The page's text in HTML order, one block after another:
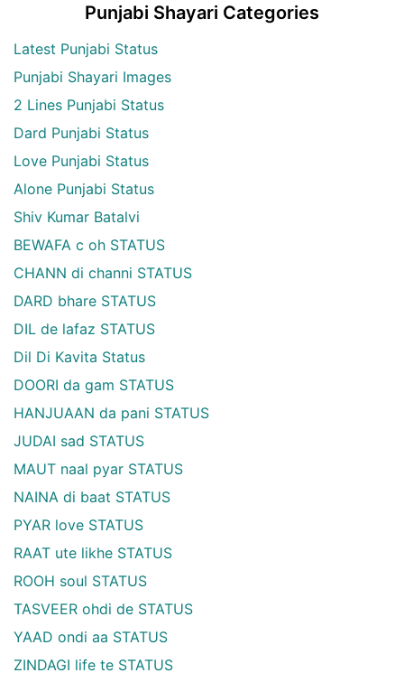
Punjabi Shayari Categories
Latest Punjabi Status
Punjabi Shayari Images
2 Lines Punjabi Status
Dard Punjabi Status
Love Punjabi Status
Alone Punjabi Status
Shiv Kumar Batalvi
BEWAFA c oh STATUS
CHANN di channi STATUS
DARD bhare STATUS
DIL de lafaz STATUS
Dil Di Kavita Status
DOORI da gam STATUS
HANJUAAN da pani STATUS
JUDAI sad STATUS
MAUT naal pyar STATUS
NAINA di baat STATUS
PYAR love STATUS
RAAT ute likhe STATUS
ROOH soul STATUS
TASVEER ohdi de STATUS
YAAD ondi aa STATUS
ZINDAGI life te STATUS